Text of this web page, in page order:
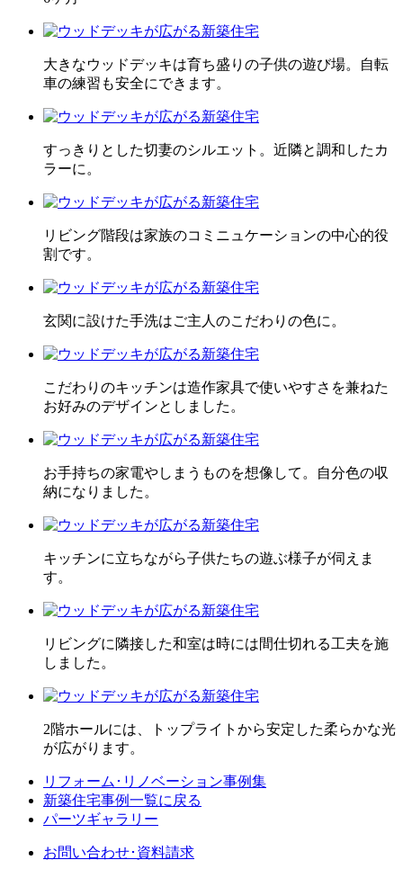
大きなウッドデッキは育ち盛りの子供の遊び場。自転
車の練習も安全にできます。
すっきりとした切妻のシルエット。近隣と調和したカ
ラーに。
リビング階段は家族のコミニュケーションの中心的役
割です。
玄関に設けた手洗はご主人のこだわりの色に。
こだわりのキッチンは造作家具で使いやすさを兼ねた
お好みのデザインとしました。
お手持ちの家電やしまうものを想像して。自分色の収
納になりました。
キッチンに立ちながら子供たちの遊ぶ様子が伺えま
す。
リビングに隣接した和室は時には間仕切れる工夫を施
しました。
2階ホールには、トップライトから安定した柔らかな光
が広がります。
リフォーム･ リノベーション事例集
新築住宅事例一覧に戻る
パーツギャラリー
お問い合わせ･資料請求